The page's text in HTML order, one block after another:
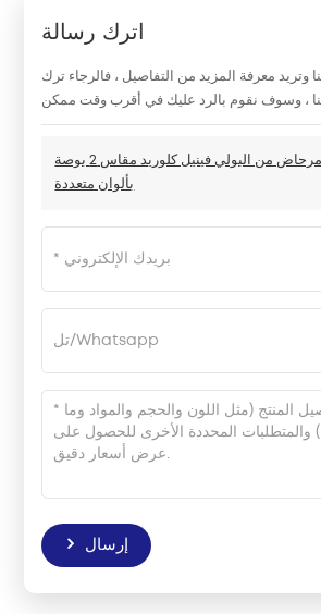
اترك رسالة
وتريد معرفة المزيد من التفاصيل ، فالرجاء ترك
سدادة مرحاض من البولي فينيل كلوريد مقاس 2 بوصة
بألوان متعددة
إرسال